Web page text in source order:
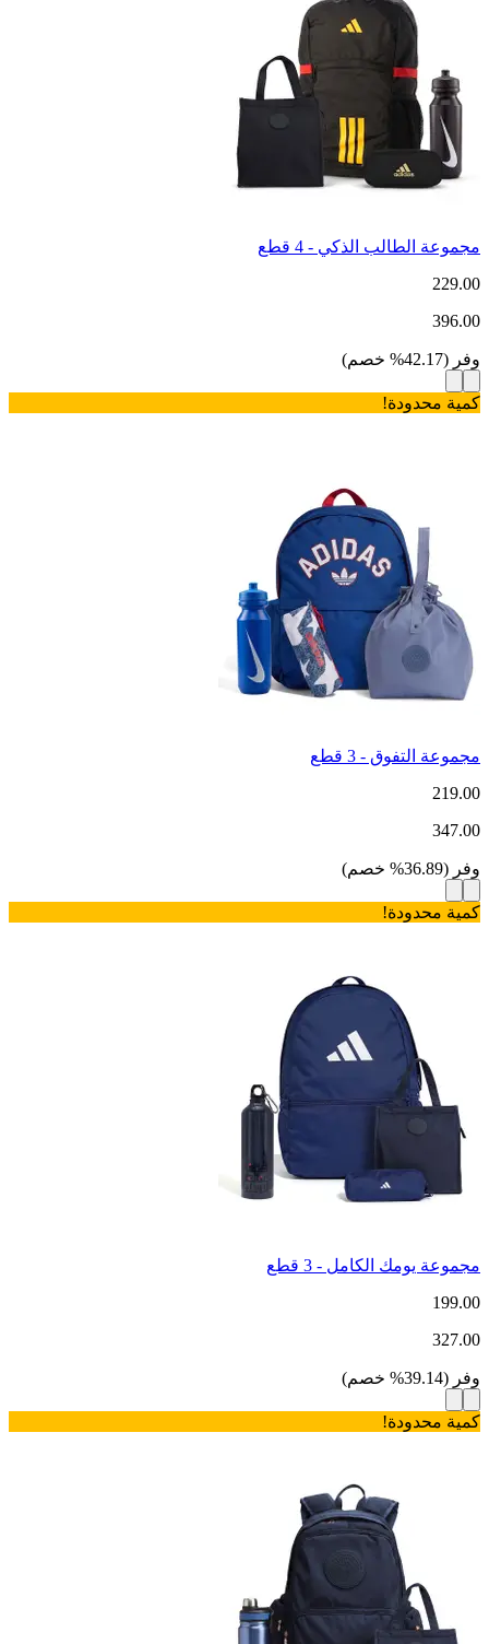
مجموعة الطالب الذكي - 4 قطع
229.00
396.00
وفر (
42.17
% خصم)
كمية محدودة!
مجموعة التفوق - 3 قطع
219.00
347.00
وفر (
36.89
% خصم)
كمية محدودة!
مجموعة يومك الكامل - 3 قطع
199.00
327.00
وفر (
39.14
% خصم)
كمية محدودة!